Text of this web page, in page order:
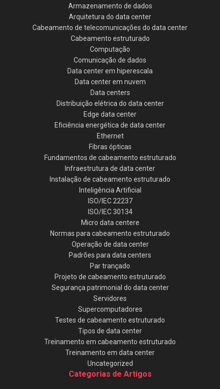
Armazenamento de dados
Arquitetura do data center
Cabeamento de telecomunicações do data center
Cabeamento estruturado
Computação
Comunicação de dados
Data center em hiperescala
Data center em nuvem
Data centers
Distribuição elétrica do data center
Edge data center
Eficiência energética de data center
Ethernet
Fibras ópticas
Fundamentos de cabeamento estruturado
Infraestrutura de data center
Instalação de cabeamento estruturado
Inteligência Artificial
ISO/IEC 22237
ISO/IEC 30134
Micro data centere
Normas para cabeamento estruturado
Operação de data center
Padrões para data centers
Par trançado
Projeto de cabeamento estruturado
Segurança patrimonial do data center
Servidores
Supercomputadores
Testes de cabeamento estruturado
Tipos de data center
Treinamento em cabeamento estruturado
Treinamento em data center
Uncategorized
Categorias de Artigos